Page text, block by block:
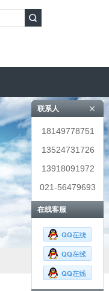
联系人
18149778751
13524731726
13918091972
021-56479693
在线客服